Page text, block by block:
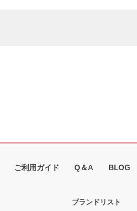
ご利用ガイド Q＆A BLOG
ブランドリスト